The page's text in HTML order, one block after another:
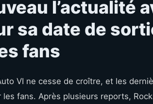
l’actualité
sa date de
fans
VI ne cesse de croître, et les
fans. Après plusieurs reports,